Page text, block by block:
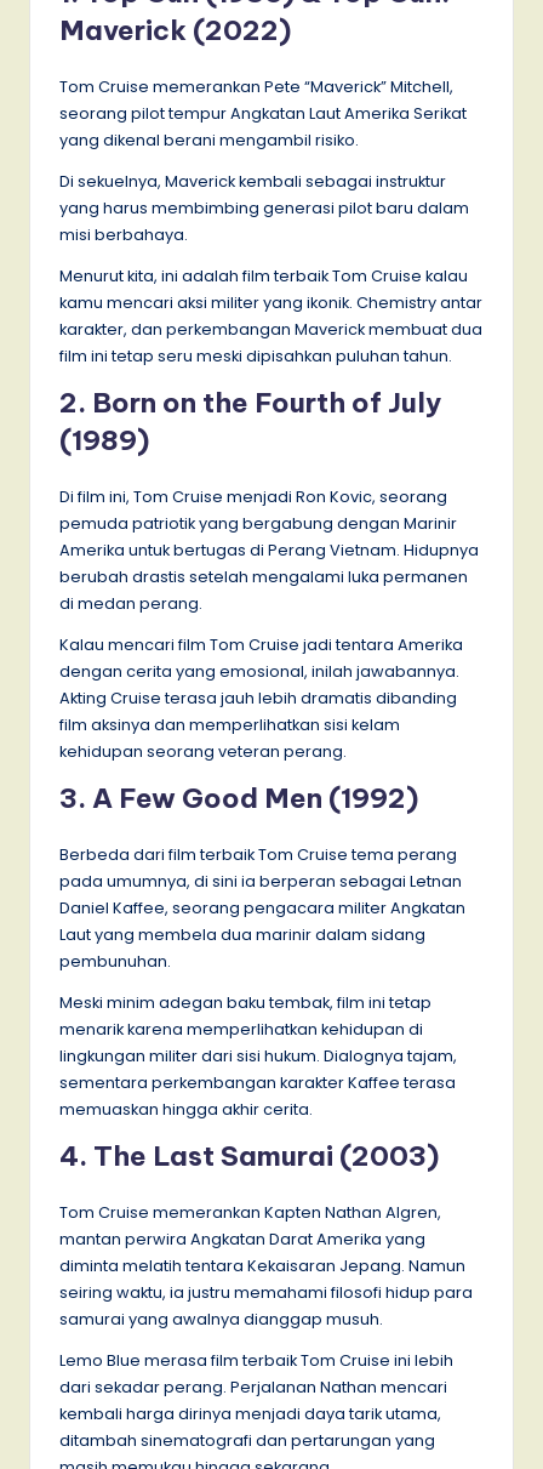
Maverick (2022)
Tom Cruise memerankan Pete “Maverick” Mitchell,
seorang pilot tempur Angkatan Laut Amerika Serikat
yang dikenal berani mengambil risiko.
Di sekuelnya, Maverick kembali sebagai instruktur
yang harus membimbing generasi pilot baru dalam
misi berbahaya.
Menurut kita, ini adalah film terbaik Tom Cruise kalau
kamu mencari aksi militer yang ikonik. Chemistry antar
karakter, dan perkembangan Maverick membuat dua
film ini tetap seru meski dipisahkan puluhan tahun.
2. Born on the Fourth of July
(1989)
Di film ini, Tom Cruise menjadi Ron Kovic, seorang
pemuda patriotik yang bergabung dengan Marinir
Amerika untuk bertugas di Perang Vietnam. Hidupnya
berubah drastis setelah mengalami luka permanen
di medan perang.
Kalau mencari film Tom Cruise jadi tentara Amerika
dengan cerita yang emosional, inilah jawabannya.
Akting Cruise terasa jauh lebih dramatis dibanding
film aksinya dan memperlihatkan sisi kelam
kehidupan seorang veteran perang.
3. A Few Good Men (1992)
Berbeda dari film terbaik Tom Cruise tema perang
pada umumnya, di sini ia berperan sebagai Letnan
Daniel Kaffee, seorang pengacara militer Angkatan
Laut yang membela dua marinir dalam sidang
pembunuhan.
Meski minim adegan baku tembak, film ini tetap
menarik karena memperlihatkan kehidupan di
lingkungan militer dari sisi hukum. Dialognya tajam,
sementara perkembangan karakter Kaffee terasa
memuaskan hingga akhir cerita.
4. The Last Samurai (2003)
Tom Cruise memerankan Kapten Nathan Algren,
mantan perwira Angkatan Darat Amerika yang
diminta melatih tentara Kekaisaran Jepang. Namun
seiring waktu, ia justru memahami filosofi hidup para
samurai yang awalnya dianggap musuh.
Lemo Blue merasa film terbaik Tom Cruise ini lebih
dari sekadar perang. Perjalanan Nathan mencari
kembali harga dirinya menjadi daya tarik utama,
ditambah sinematografi dan pertarungan yang